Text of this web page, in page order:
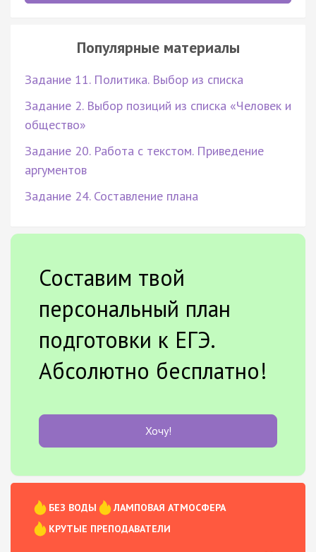
Популярные материалы
Задание 11. Политика. Выбор из списка
Задание 2. Выбор позиций из списка «Человек и
общество»
Задание 20. Работа с текстом. Приведение
аргументов
Задание 24. Составление плана
Составим твой
персональный план
подготовки к ЕГЭ.
Абсолютно бесплатно!
Хочу!
БЕЗ ВОДЫ
ЛАМПОВАЯ АТМОСФЕРА
КРУТЫЕ ПРЕПОДАВАТЕЛИ